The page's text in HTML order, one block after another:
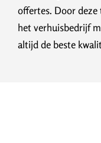
offertes. Door deze
het verhuisbedrijf
altijd de beste